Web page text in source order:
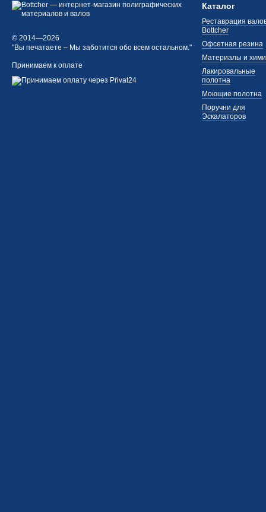
© 2014—2026
"Вы печатаете – Мы заботится обо всем остальном."
Принимаем к оплате
Каталог
Реставрация
Bottcher
Офсетная резина
Материалы и
Лакировальные
полотна
Моющие полотна
Поручни для
Эскалаторов